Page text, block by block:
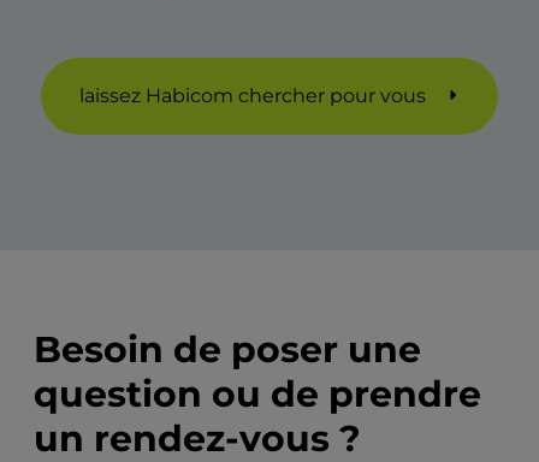
laissez Habicom chercher pour vous
Besoin de poser une
question ou de prendre
un rendez-vous ?